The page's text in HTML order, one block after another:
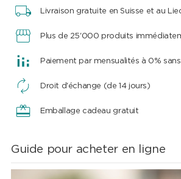
Livraison gratuite en Suisse et au
Plus de 25'000 produits
Paiement par mensualités à 0%
Droit d'échange (de 14 jours)
Emballage cadeau gratuit
Guide pour acheter en ligne